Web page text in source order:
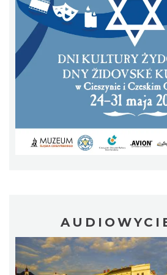
Cieszyn
1.94 km